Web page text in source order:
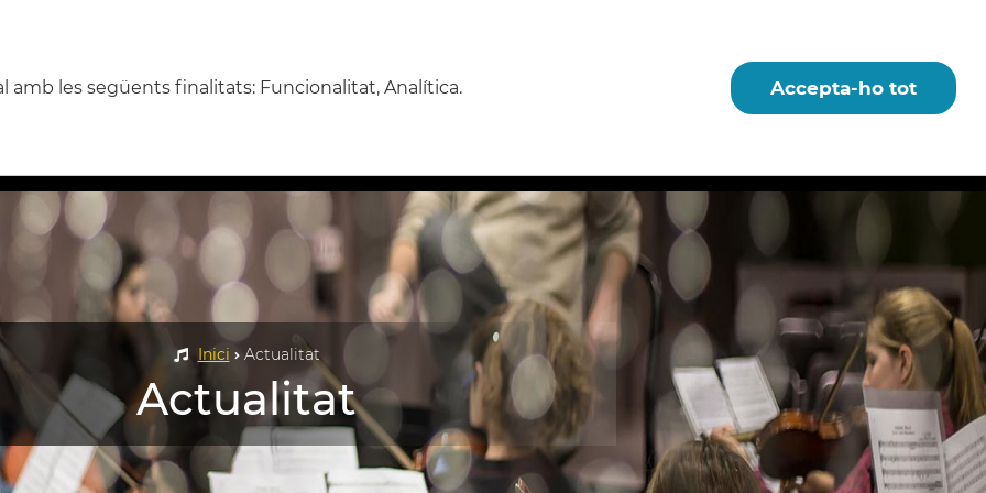
Inici Actualitat
Actualitat
amb les següents finalitats: Funcionalitat, Analítica. Accepta-ho tot